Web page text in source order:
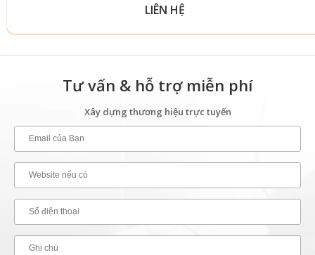
LIÊN HỆ
Tư vấn & hỗ trợ miễn phí
Xây dựng thương hiệu trực tuyến